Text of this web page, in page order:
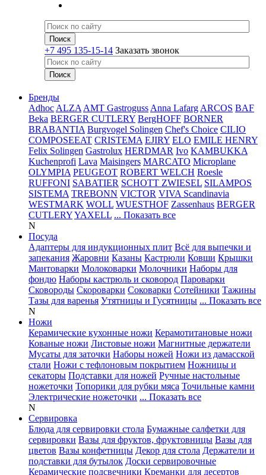
+7 495 135-15-14 Заказать звонок
Бренды
Adhoc ALZA AMT Gastroguss Anna Lafarg ARCOS BAF
Beka BERGER CUTLERY BergHOFF BORNER
BRABANTIA Burgvogel Solingen Chef's Choice CILIO
COMPOSEEAT CRISTEMA EJIRY ELO EMILE HENRY
Felix Solingen Gastrolux HERDMAR Ivo KAMBUKKA
Kuchenprofi Lava Maisingers MARCATO Microplane
OLYMPIA PEUGEOT ROBERT WELCH Roesle
RUFFONI SABATIER SCHOTT ZWIESEL SILAMPOS
SISTEMA TREBONN VICTOR VIVA Scandinavia
WESTMARK WOLL WUESTHOF Zassenhaus BERGER
CUTLERYYAXELL ... Показать все
N
Посуда
Адаптеры для индукционных плит Всё для выпечки и
запекания Жаровни Казаны Кастрюли Ковши Крышки
Мантоварки Молоковарки Молочники Наборы для
фондю Наборы кастрюль и сковород Пароварки
Сковороды Скороварки Соковарки Сотейники Тажины
Тазы для варенья Утятницы и Гусятницы ... Показать все
N
Ножи
Керамические кухонные ножи Керамотитановые ножи
Кованые ножи Листовые ножи Магнитные держатели
Мусаты для заточки Наборы ножей Ножи из дамасской
стали Ножи с тефлоновым покрытием Ножницы и
секаторы Подставки для ножей Ручные настольные
ножеточки Топорики для рубки мяса Точильные камни
Электрические ножеточки ... Показать все
N
Сервировка
Блюда для сервировки стола Бумажные салфетки для
сервировки Вазы для фруктов, фруктовницы Вазы для
цветов Вазы конфетницы Декор для стола Держатели и
подставки для бутылок Доски сервировочные
Керамические подсвечники Креманки для десертов